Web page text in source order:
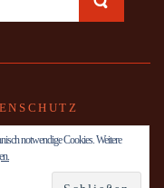
notwendige Cookies. Weitere